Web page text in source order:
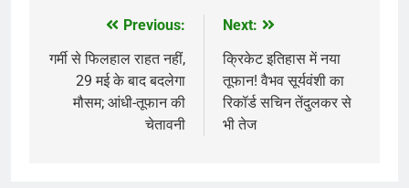
navigation
Previous:
गर्मी से फिलहाल राहत नहीं,
29 मई के बाद बदलेगा
मौसम; आंधी-तूफान की
चेतावनी
Next:
क्रिकेट इतिहास में नया
तूफान! वैभव सूर्यवंशी का
रिकॉर्ड सचिन तेंदुलकर से
भी तेज